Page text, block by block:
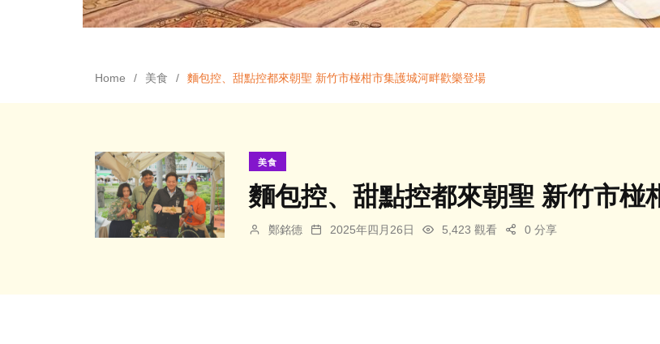
Home 美食 麵包控、甜點控都來朝聖 新竹市椪柑市集護城河畔歡樂登場
美食
麵包控、甜點控都來朝聖 新竹市椪
鄭銘德 2025年四月26日 5,423 觀看 0 分享